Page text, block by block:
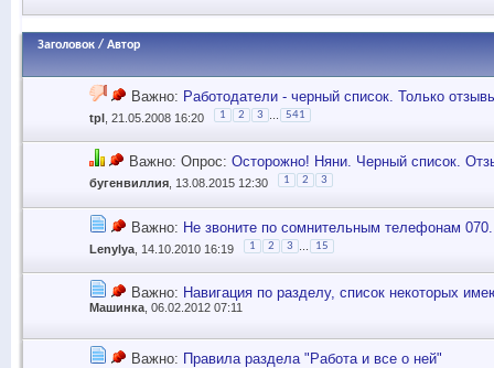
Заголовок / Автор
Важно: Работодатели - черный список. Только
tpl , 21.05.2008 16:20 1 2 3 541
Важно: Опрос: Осторожно! Няни. Черный список.
бугенвиллия , 13.08.2015 12:30 1 2 3
Важно: Не звоните по сомнительным телефонам
Lenylya , 14.10.2010 16:19 1 2 3 15
Важно: Навигация по разделу, список некоторых
Машинка, 06.02.2012 07:11
Важно: Правила раздела "Работа и все о ней"